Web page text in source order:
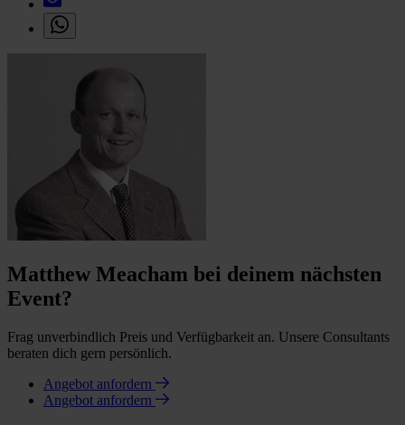
Matthew Meacham bei deinem nächsten
Event?
Frag unverbindlich Preis und Verfügbarkeit an. Unsere Consultants
beraten dich gern persönlich.
Angebot anfordern
Angebot anfordern